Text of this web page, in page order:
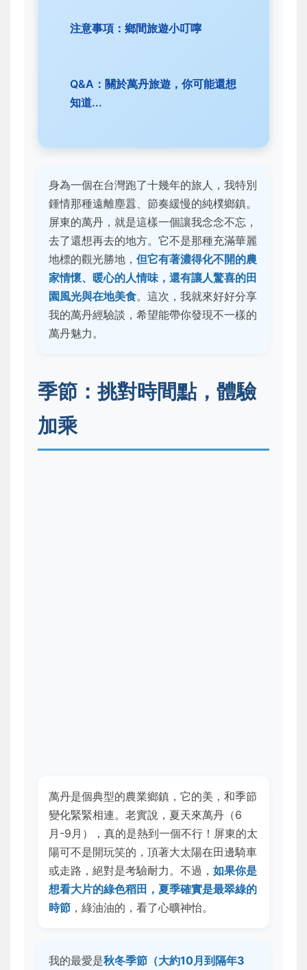
注意事項：鄉間旅遊小叮嚀
Q&A：關於萬丹旅遊，你可能還想
知道...
身為一個在台灣跑了十幾年的旅人，我特別
鍾情那種遠離塵囂、節奏緩慢的純樸鄉鎮。
屏東的萬丹，就是這樣一個讓我念念不忘，
去了還想再去的地方。它不是那種充滿華麗
地標的觀光勝地， 但它有著濃得化不開的農
家情懷、暖心的人情味，還有讓人驚喜的田
園風光與在地美食。這次，我就來好好分享
我的萬丹經驗談，希望能帶你發現不一樣的
萬丹魅力。
季節：挑對時間點，體驗
加乘
萬丹是個典型的農業鄉鎮，它的美，和季節
變化緊緊相連。老實說，夏天來萬丹（6
月-9月），真的是熱到一個不行！屏東的太
陽可不是開玩笑的，頂著大太陽在田邊騎車
或走路，絕對是考驗耐力。不過， 如果你是
想看大片的綠色稻田，夏季確實是最翠綠的
時節 ，綠油油的，看了心曠神怡。
我的最愛是秋冬季節（大約10月到隔年3